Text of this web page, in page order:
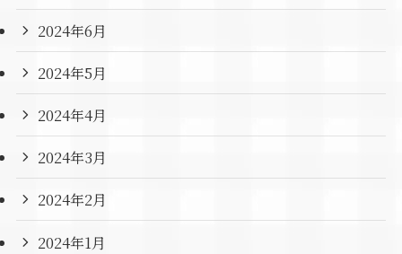
2024年6月
2024年5月
2024年4月
2024年3月
2024年2月
2024年1月